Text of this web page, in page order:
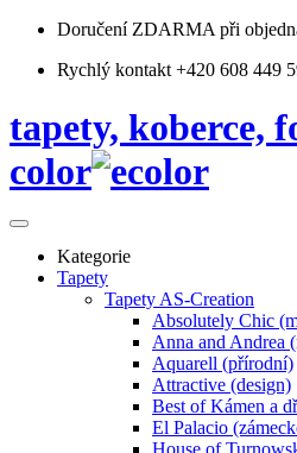
Doručení ZDARMA při
Rychlý kontakt +420 608 449
tapety, koberce,
color
Kategorie
Tapety
Tapety AS-Creation
Absolutely Chic
Anna and Andrea
Aquarell (přírodní)
Attractive (design)
Best of Kámen a
El Palacio
House of